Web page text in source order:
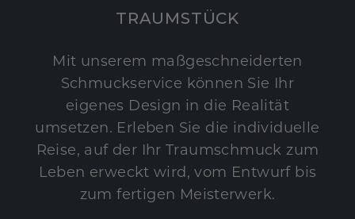
TRAUMSTÜCK
Mit unserem maßgeschneiderten
Schmuckservice können Sie Ihr
eigenes Design in die Realität
umsetzen. Erleben Sie die individuelle
Reise, auf der Ihr Traumschmuck zum
Leben erweckt wird, vom Entwurf bis
zum fertigen Meisterwerk.